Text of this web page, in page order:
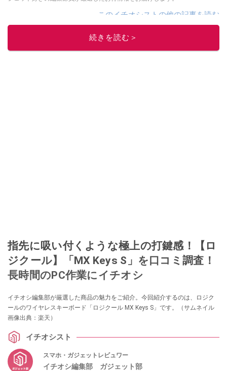
このイチオシストの他の記事を読む
続きを読む＞
指先に吸い付くような極上の打鍵感！【ロ
ジクール】「MX Keys S」を口コミ調査！
長時間のPC作業にイチオシ
イチオシ編集部が厳選した商品の魅力をご紹介。今回紹介するのは、ロジク
ールのワイヤレスキーボード「ロジクール MX Keys S」です。（サムネイル
画像出典：楽天）
イチオシスト
スマホ・ガジェットレビュワー
イチオシ編集部 ガジェット部